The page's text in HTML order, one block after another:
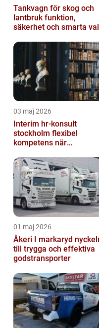
Tankvagn för skog och
lantbruk funktion,
säkerhet och smarta val
03 maj 2026
Interim hr-konsult
stockholm flexibel
kompetens när
stöd
01 maj 2026
Åkeri I markaryd nyckeln
till trygga och effektiva
godstransporter